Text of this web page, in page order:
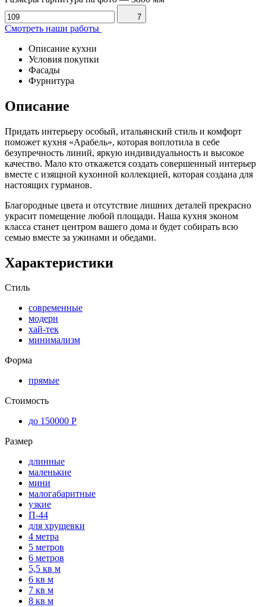
7
Смотреть наши работы
Описание кухни
Условия покупки
Фасады
Фурнитура
Описание
Придать интерьеру особый, итальянский стиль и комфорт
поможет кухня «Арабель», которая воплотила в себе
безупречность линий, яркую индивидуальность и высокое
качество. Мало кто откажется создать совершенный интерьер
вместе с изящной кухонной коллекцией, которая создана для
настоящих гурманов.
Благородные цвета и отсутствие лишних деталей прекрасно
украсит помещение любой площади. Наша кухня эконом
класса станет центром вашего дома и будет собирать всю
семью вместе за ужинами и обедами.
Характеристики
Стиль
современные
модерн
хай-тек
минимализм
Форма
прямые
Стоимость
до 150000 Р
Размер
длинные
маленькие
мини
малогабаритные
узкие
П-44
для хрущевки
4 метра
5 метров
6 метров
5,5 кв м
6 кв м
7 кв м
8 кв м